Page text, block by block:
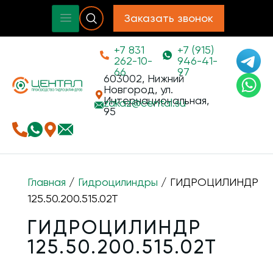
Заказать звонок
+7 831
262-10-
66
+7 (915)
946-41-
97
603002, Нижний
Новгород, ул.
Интернациональная,
95
zakaz@cental.su
Главная / Гидроцилиндры / ГИДРОЦИЛИНДР
125.50.200.515.02Т
ГИДРОЦИЛИНДР
125.50.200.515.02Т